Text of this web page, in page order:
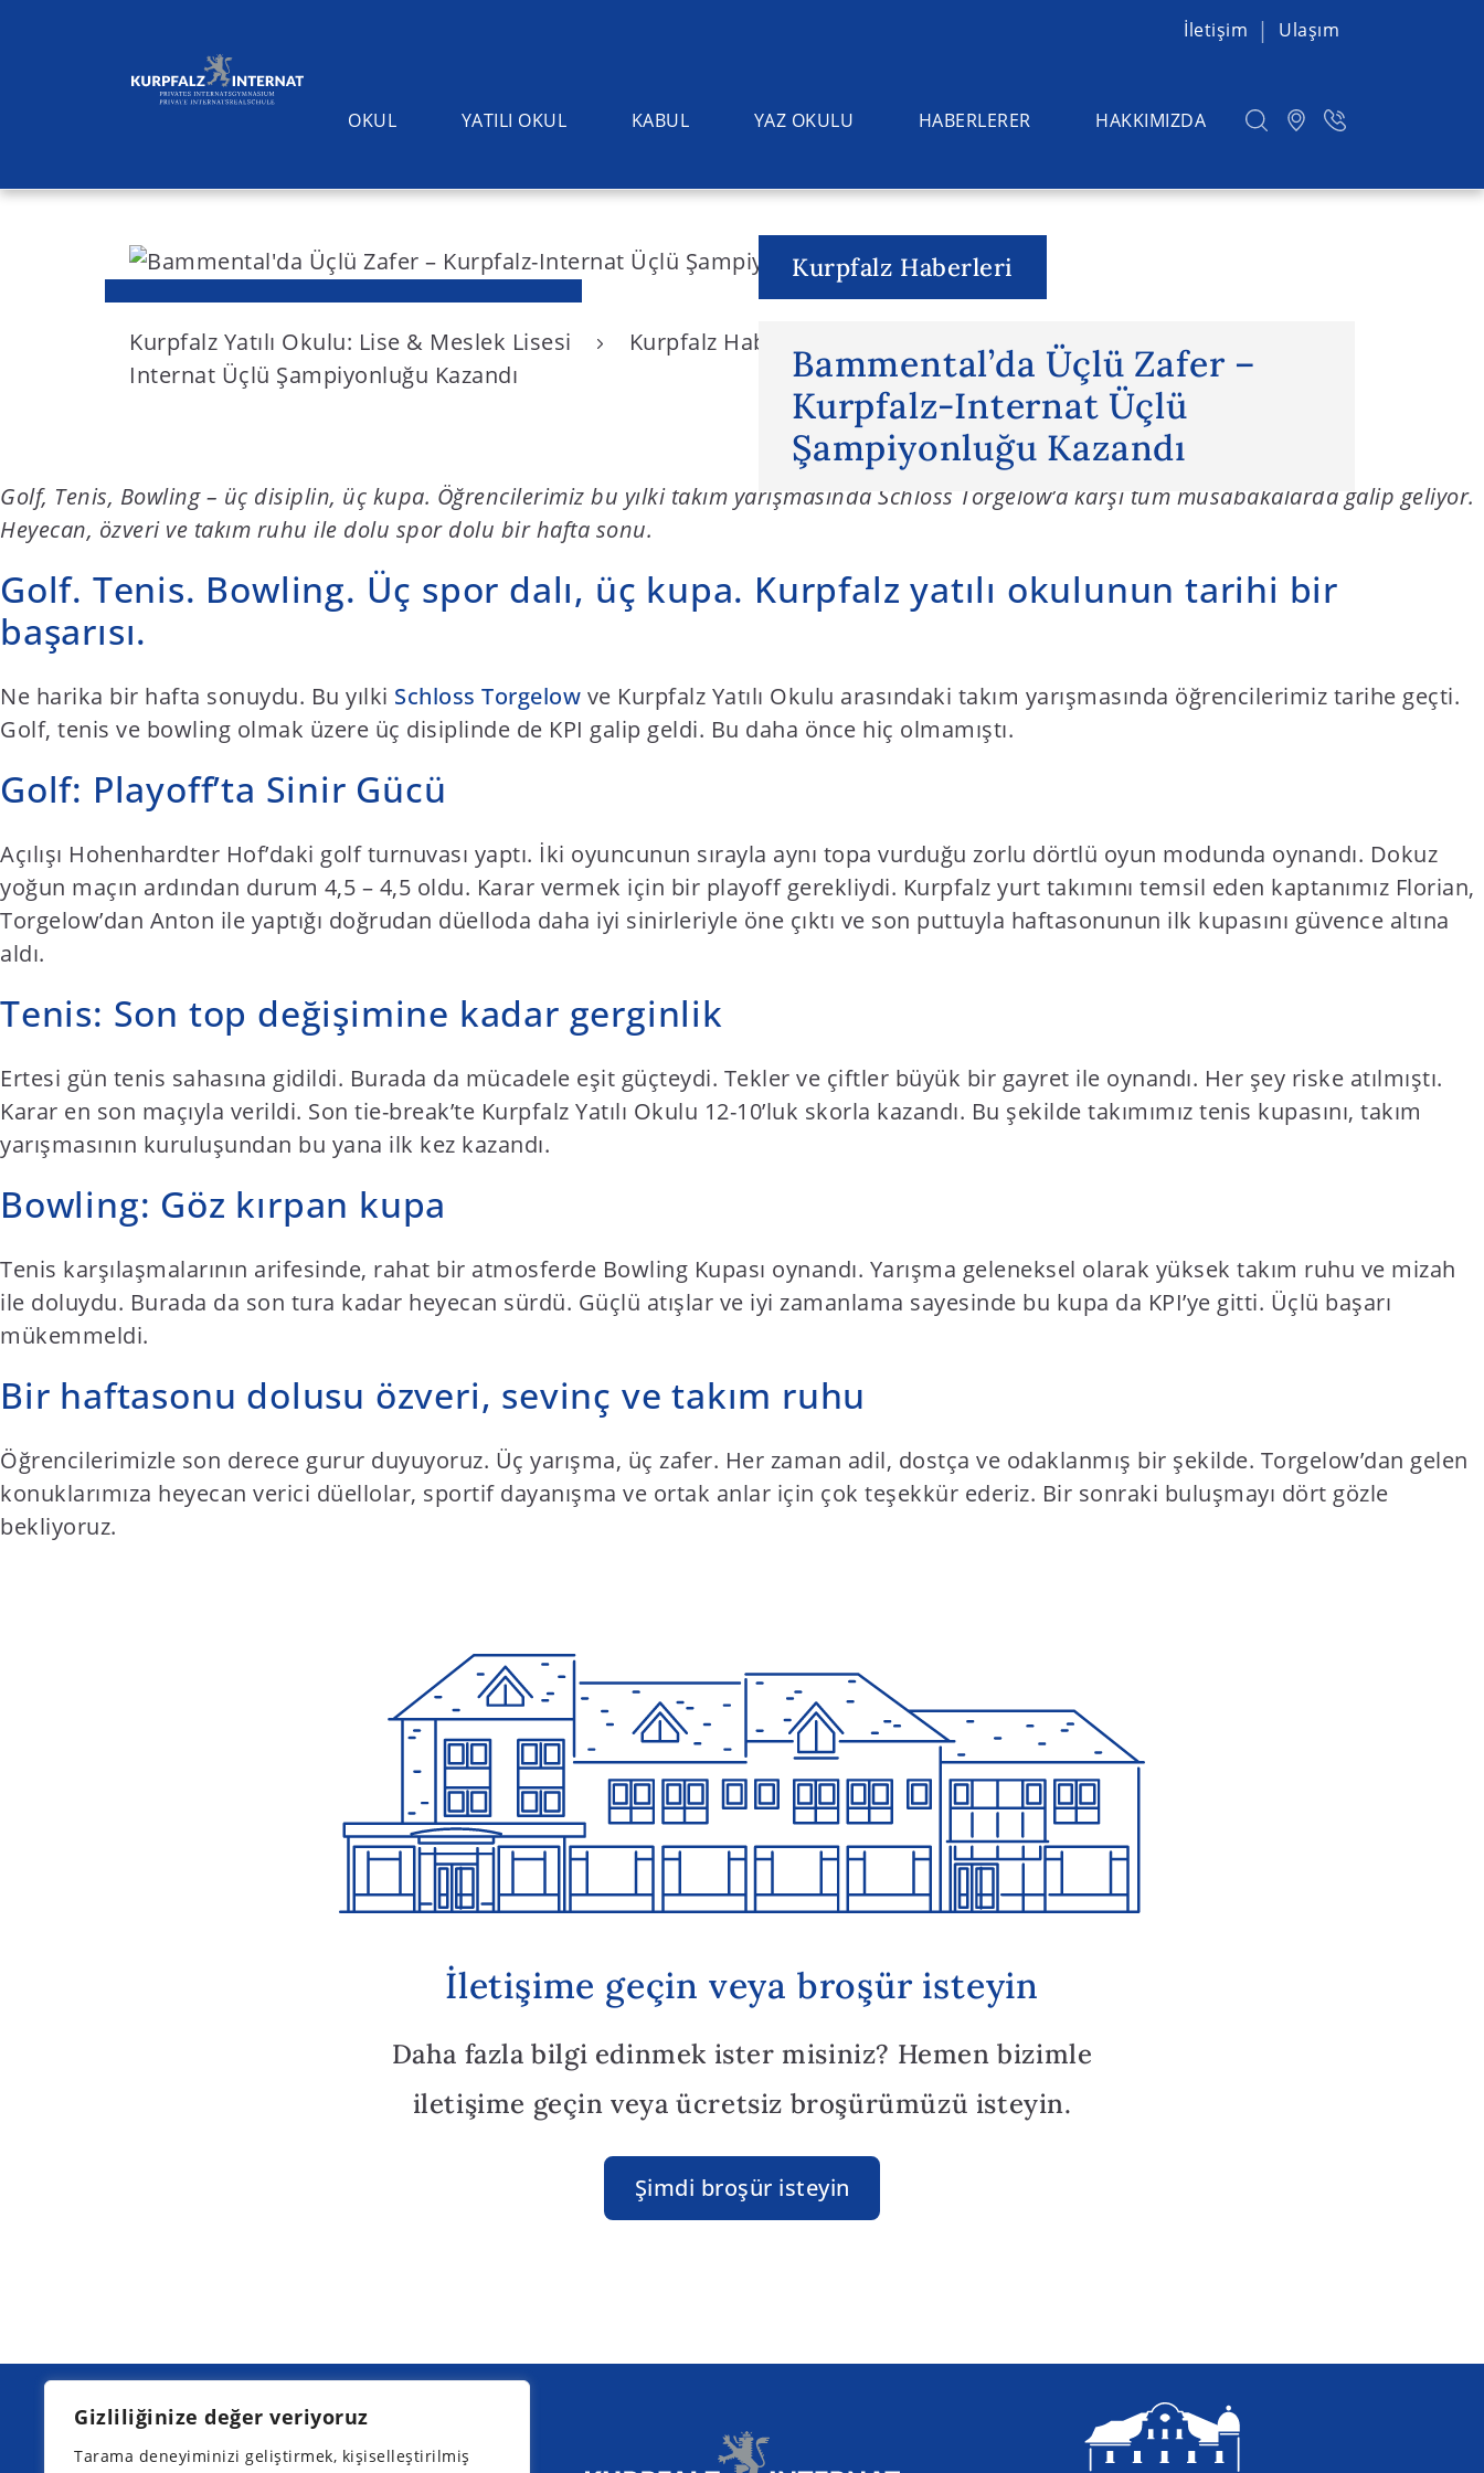
Gizliliğinize değer veriyoruz
Tarama deneyiminizi geliştirmek, kişiselleştirilmiş
S
t
e
t
İletişim Ulaşım
OKUL YATILI OKUL KABUL YAZ OKULU HABERLERER HAKKIMIZDA
Ara
Kurpfalz Haberleri
Bammental’da Üçlü Zafer –
Kurpfalz-Internat Üçlü
Şampiyonluğu Kazandı
Kurpfalz Yatılı Okulu: Lise & Meslek Lisesi Kurpfalz Haberleri
Bammental’da Üçlü Zafer – Kurpfalz-
Internat Üçlü Şampiyonluğu Kazandı
Golf, Tenis, Bowling – üç disiplin, üç kupa. Öğrencilerimiz bu yılki takım yarışmasında Schloss Torgelow’a karşı tüm müsabakalarda galip geliyor.
Heyecan, özveri ve takım ruhu ile dolu spor dolu bir hafta sonu.
Golf. Tenis. Bowling. Üç spor dalı, üç kupa. Kurpfalz yatılı okulunun tarihi bir
başarısı.
Ne harika bir hafta sonuydu. Bu yılki Schloss Torgelow ve Kurpfalz Yatılı Okulu arasındaki takım yarışmasında öğrencilerimiz tarihe geçti.
Golf, tenis ve bowling olmak üzere üç disiplinde de KPI galip geldi. Bu daha önce hiç olmamıştı.
Golf: Playoff’ta Sinir Gücü
Açılışı Hohenhardter Hof’daki golf turnuvası yaptı. İki oyuncunun sırayla aynı topa vurduğu zorlu dörtlü oyun modunda oynandı. Dokuz
yoğun maçın ardından durum 4,5 – 4,5 oldu. Karar vermek için bir playoff gerekliydi. Kurpfalz yurt takımını temsil eden kaptanımız Florian,
Torgelow’dan Anton ile yaptığı doğrudan düelloda daha iyi sinirleriyle öne çıktı ve son puttuyla haftasonunun ilk kupasını güvence altına
aldı.
Tenis: Son top değişimine kadar gerginlik
Ertesi gün tenis sahasına gidildi. Burada da mücadele eşit güçteydi. Tekler ve çiftler büyük bir gayret ile oynandı. Her şey riske atılmıştı.
Karar en son maçıyla verildi. Son tie-break’te Kurpfalz Yatılı Okulu 12-10’luk skorla kazandı. Bu şekilde takımımız tenis kupasını, takım
yarışmasının kuruluşundan bu yana ilk kez kazandı.
Bowling: Göz kırpan kupa
Tenis karşılaşmalarının arifesinde, rahat bir atmosferde Bowling Kupası oynandı. Yarışma geleneksel olarak yüksek takım ruhu ve mizah
ile doluydu. Burada da son tura kadar heyecan sürdü. Güçlü atışlar ve iyi zamanlama sayesinde bu kupa da KPI’ye gitti. Üçlü başarı
mükemmeldi.
Bir haftasonu dolusu özveri, sevinç ve takım ruhu
Öğrencilerimizle son derece gurur duyuyoruz. Üç yarışma, üç zafer. Her zaman adil, dostça ve odaklanmış bir şekilde. Torgelow’dan gelen
konuklarımıza heyecan verici düellolar, sportif dayanışma ve ortak anlar için çok teşekkür ederiz. Bir sonraki buluşmayı dört gözle
bekliyoruz.
İletişime geçin veya broşür isteyin
Daha fazla bilgi edinmek ister misiniz? Hemen bizimle
iletişime geçin veya ücretsiz broşürümüzü isteyin.
Şimdi broşür isteyin
Kurpfalz Yatılı Okulu'ndaki bir sonraki
bilgilendirme günlerimiz: